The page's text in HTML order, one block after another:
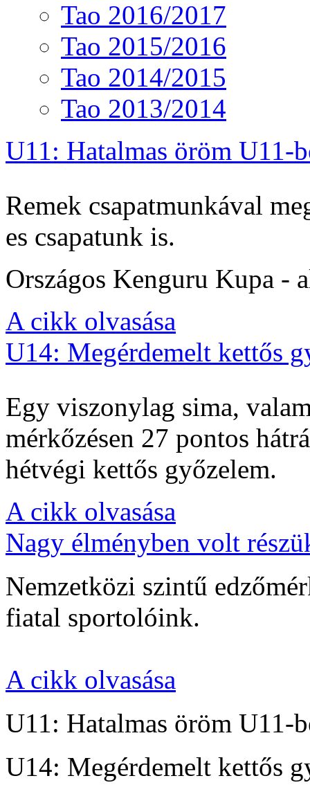
Tao 2016/2017
Tao 2015/2016
Tao 2014/2015
Tao 2013/2014
U11: Hatalmas öröm U11-
Remek csapatmunkával
es csapatunk is.
Országos Kenguru Kupa -
A cikk olvasása
U14: Megérdemelt kettős
Egy viszonylag sima,
mérkőzésen 27 pontos
hétvégi kettős győzelem.
A cikk olvasása
Nagy élményben volt
Nemzetközi szintű
fiatal sportolóink.
A cikk olvasása
U11: Hatalmas öröm U11-
U14: Megérdemelt kettős